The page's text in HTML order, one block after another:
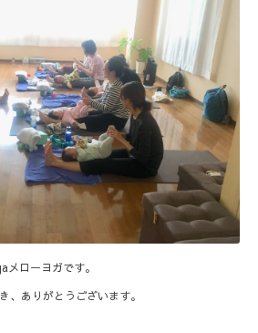
ローヨガです。
、ありがとうございます。